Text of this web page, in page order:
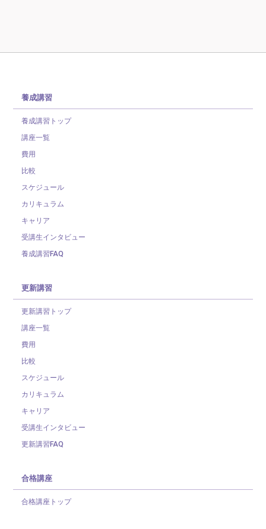
養成講習
養成講習トップ
講座一覧
費用
比較
スケジュール
カリキュラム
キャリア
受講生インタビュー
養成講習FAQ
更新講習
更新講習トップ
講座一覧
費用
比較
スケジュール
カリキュラム
キャリア
受講生インタビュー
更新講習FAQ
合格講座
合格講座トップ